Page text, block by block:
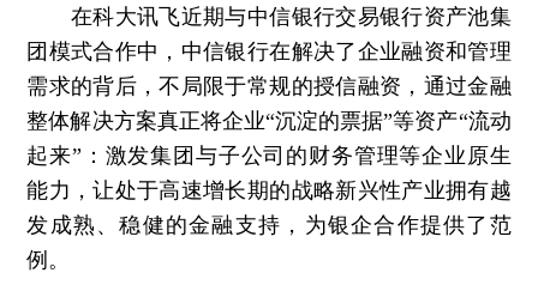
在科大讯飞近期与中信银行交易银行资产池集
团模式合作中，中信银行在解决了企业融资和管理
需求的背后，不局限于常规的授信融资，通过金融
整体解决方案真正将企业“沉淀的票据”等资产“流动
起来”：激发集团与子公司的财务管理等企业原生
能力，让处于高速增长期的战略新兴性产业拥有越
发成熟、稳健的金融支持，为银企合作提供了范
例。